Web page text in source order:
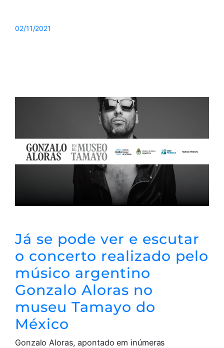
02/11/2021
Já se pode ver e escutar
o concerto realizado pelo
músico argentino
Gonzalo Aloras no
museu Tamayo do
México
Gonzalo Aloras, apontado em inúmeras